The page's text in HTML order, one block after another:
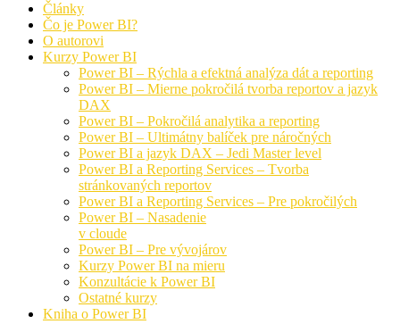
Články
Čo je Power BI?
O autorovi
Kurzy Power BI
Power BI – Rýchla a efektná analýza dát a reporting
Power BI – Mierne pokročilá tvorba reportov a jazyk
DAX
Power BI – Pokročilá analytika a reporting
Power BI – Ultimátny balíček pre náročných
Power BI a jazyk DAX – Jedi Master level
Power BI a Reporting Services – Tvorba
stránkovaných reportov
Power BI a Reporting Services – Pre pokročilých
Power BI – Nasadenie
v cloude
Power BI – Pre vývojárov
Kurzy Power BI na mieru
Konzultácie k Power BI
Ostatné kurzy
Kniha o Power BI